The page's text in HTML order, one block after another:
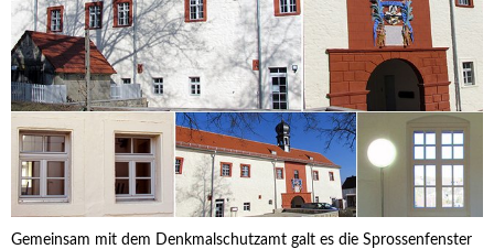
Gemeinsam mit dem Denkmalschutzamt galt es die Sprossenfenster